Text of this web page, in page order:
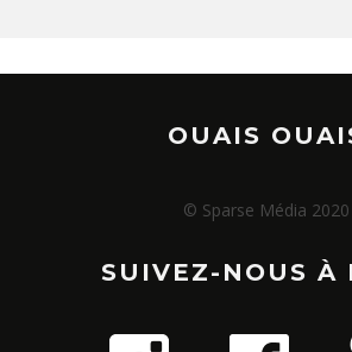
OUAIS
© Sparse Média 2020
SUIVEZ-NOUS À